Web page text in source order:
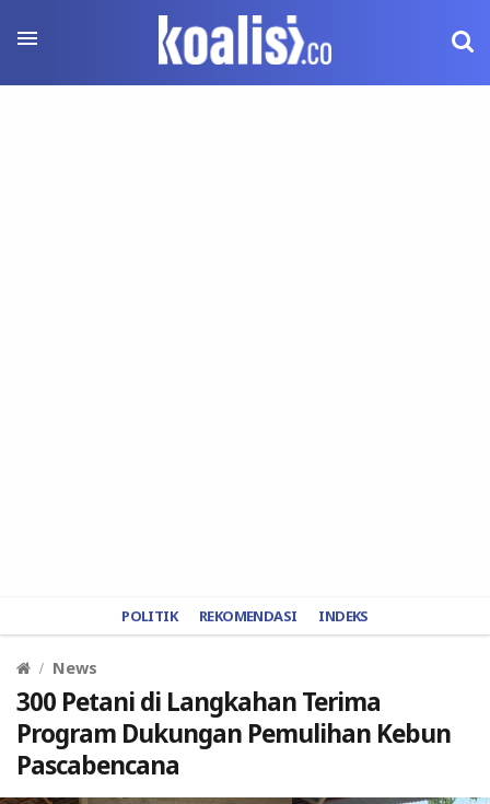
POLITIK REKOMENDASI INDEKS
News
300 Petani di Langkahan Terima
Program Dukungan Pemulihan Kebun
Pascabencana